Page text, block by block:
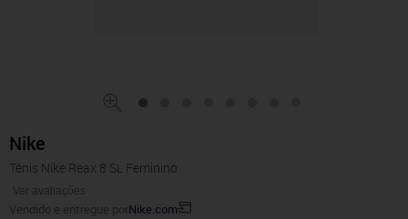
Nike
Tênis Nike Reax 8 SL Feminino
Ver avaliações
Vendido e entregue porNike.com